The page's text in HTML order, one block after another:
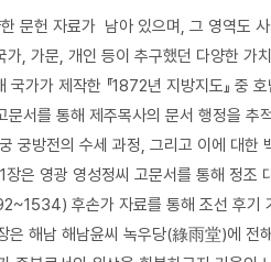
문헌 자료가 남아 있으며, 그 영역도
, 가문, 개인 등이 추구했던 다양한 가
가가 제작한 『1872년 지방지도』 중
서를 통해 제주목사의 문서 행정을 추
궁방전의 수세 과정, 그리고 이에 대한
은 영광 영성정씨 고문서를 통해 정조
후손가 자료를 통해 조선 후기
해남 해남윤씨 녹우당(綠雨堂)에 전